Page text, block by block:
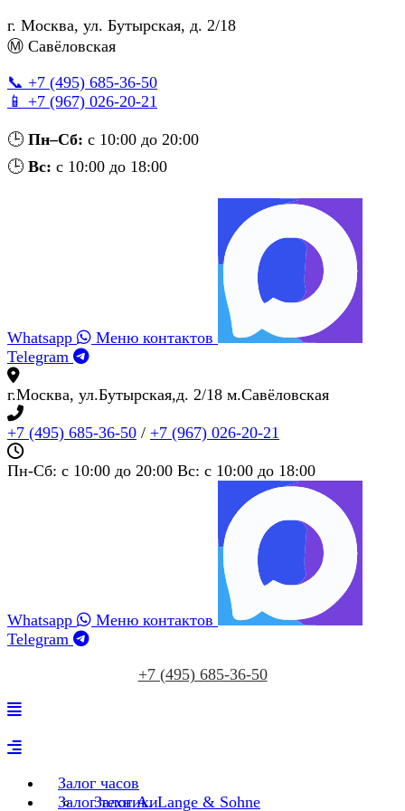
г. Москва, ул. Бутырская, д. 2/18
Ⓜ Савёловская
📞 +7 (495) 685‑36‑50
📱 +7 (967) 026‑20‑21
🕒 Пн–Сб: с 10:00 до 20:00
🕒 Вс: с 10:00 до 18:00
Whatsapp
Меню контактов
Telegram
г.Москва, ул.Бутырская,д. 2/18 м.Савёловская
+7 (495) 685‑36‑50 / +7 (967) 026‑20‑21
Пн-Сб: c 10:00 до 20:00 Вс: c 10:00 до 18:00
Whatsapp
Меню контактов
Telegram
+7 (495) 685‑36‑50
Залог часов
Залог A. Lange & Sohne
Залог техники